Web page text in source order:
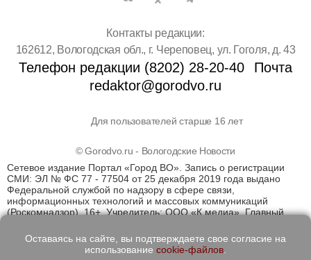
Контакты редакции:
162612, Вологодская обл., г. Череповец, ул. Гоголя, д. 43
Телефон редакции (8202) 28-20-40
Почта
redaktor@gorodvo.ru
Для пользователей старше 16 лет
© Gorodvo.ru - Вологодские Новости
Сетевое издание Портал «Город ВО». Запись о регистрации
СМИ: ЭЛ № ФС 77 - 77504 от 25 декабря 2019 года выдано
Федеральной службой по надзору в сфере связи,
информационных технологий и массовых коммуникаций
(Роскомнадзор). 16+. Учредитель: ООО «К медиа». Главный
применяются рекомендательные технологии (информационные
технологии предоставления информации на основе сбора,
систематизации и анализа сведений, относящихся к
Оставаясь на сайте, вы подтверждаете свое согласие на
использование cookie-файлов